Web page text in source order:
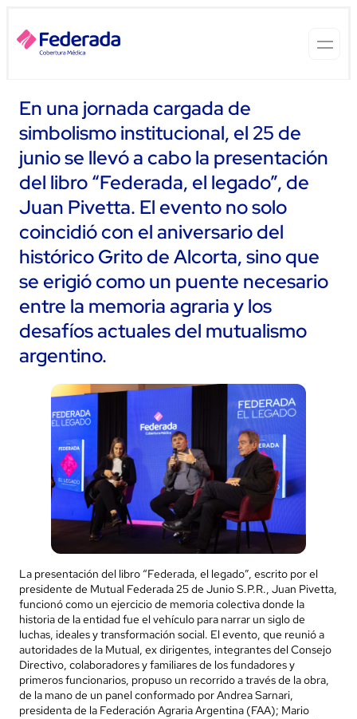
En una jornada cargada de
simbolismo institucional, el 25 de
junio se llevó a cabo la presentación
del libro “Federada, el legado”, de
Juan Pivetta. El evento no solo
coincidió con el aniversario del
histórico Grito de Alcorta, sino que
se erigió como un puente necesario
entre la memoria agraria y los
desafíos actuales del mutualismo
argentino.
La presentación del libro “Federada, el legado”, escrito por el
presidente de Mutual Federada 25 de Junio S.P.R., Juan Pivetta,
funcionó como un ejercicio de memoria colectiva donde la
historia de la entidad fue el vehículo para narrar un siglo de
luchas, ideales y transformación social. El evento, que reunió a
autoridades de la Mutual, ex dirigentes, integrantes del Consejo
Directivo, colaboradores y familiares de los fundadores y
primeros funcionarios, propuso un recorrido a través de la obra,
de la mano de un panel conformado por Andrea Sarnari,
presidenta de la Federación Agraria Argentina (FAA); Mario